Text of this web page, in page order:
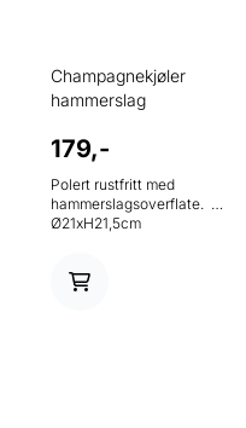
Champagnekjøler
hammerslag
179,-
Polert rustfritt med
hammerslagsoverflate.
Ø21xH21,5cm